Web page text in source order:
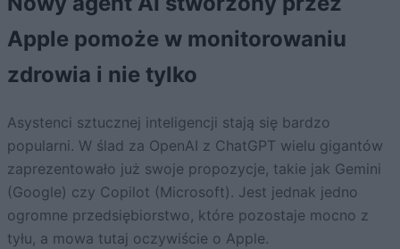
Apple pomoże w monitorowaniu
zdrowia i nie tylko
Asystenci sztucznej inteligencji stają się bardzo
popularni. W ślad za OpenAI z ChatGPT wielu gigantów
zaprezentowało już swoje propozycje, takie jak Gemini
(Google) czy Copilot (Microsoft). Jest jednak jedno
ogromne przedsiębiorstwo, które pozostaje mocno z
tyłu, a mowa tutaj oczywiście o Apple.